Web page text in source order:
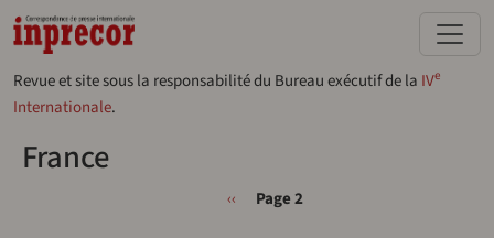
Aller au contenu principal
Revue et site sous la responsabilité du Bureau exécutif de la IVe
Internationale.
France
Page précédente
‹‹ Page 2